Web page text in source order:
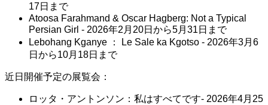
17日まで
Atoosa Farahmand & Oscar Hagberg: Not a Typical
Persian Girl - 2026年2月20日から5月31日まで
Lebohang Kganye ： Le Sale ka Kgotso - 2026年3月6
日から10月18日まで
近日開催予定の展覧会：
ロッタ・アントンソン：私はすべてです- 2026年4月25